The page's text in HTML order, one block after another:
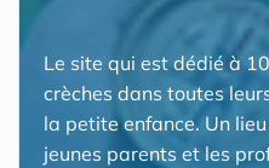
Le site qui est dédié à
crèches dans toutes
la petite enfance. Un
jeunes parents et les